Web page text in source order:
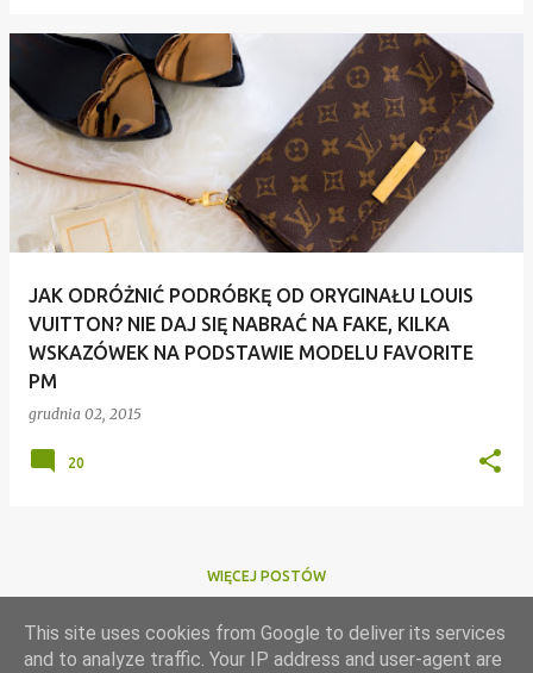
JAK ODRÓŻNIĆ PODRÓBKĘ OD ORYGINAŁU LOUIS
VUITTON? NIE DAJ SIĘ NABRAĆ NA FAKE, KILKA
WSKAZÓWEK NA PODSTAWIE MODELU FAVORITE
PM
grudnia 02, 2015
20
WIĘCEJ POSTÓW
najnowszym postem (niezależnie od tematyki wpisu).
Jeśli nie uzyskałaś odpowiedzi, to ponów swoje zapytanie.
This site uses cookies from Google to deliver its services
and to analyze traffic. Your IP address and user-agent are